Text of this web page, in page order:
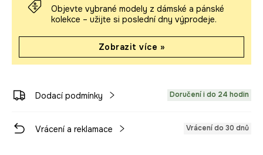
Objevte vybrané modely z dámské a pánské
kolekce – užijte si poslední dny výprodeje.
Zobrazit více »
Dodací podmínky Doručení i do 24 hodin
Vrácení a reklamace Vrácení do 30 dnů